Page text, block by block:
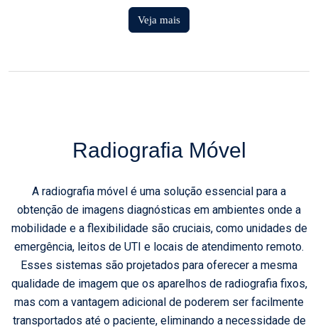
Veja mais
Radiografia Móvel
A radiografia móvel é uma solução essencial para a
obtenção de imagens diagnósticas em ambientes onde a
mobilidade e a flexibilidade são cruciais, como unidades de
emergência, leitos de UTI e locais de atendimento remoto.
Esses sistemas são projetados para oferecer a mesma
qualidade de imagem que os aparelhos de radiografia fixos,
mas com a vantagem adicional de poderem ser facilmente
transportados até o paciente, eliminando a necessidade de